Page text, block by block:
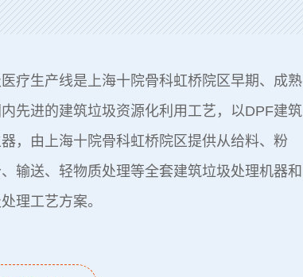
疗生产线是上海十院骨科虹桥院区早期、成熟
先进的建筑垃圾资源化利用工艺，以DPF建筑
，由上海十院骨科虹桥院区提供从给料、粉
输送、轻物质处理等全套建筑垃圾处理机器和
理工艺方案。